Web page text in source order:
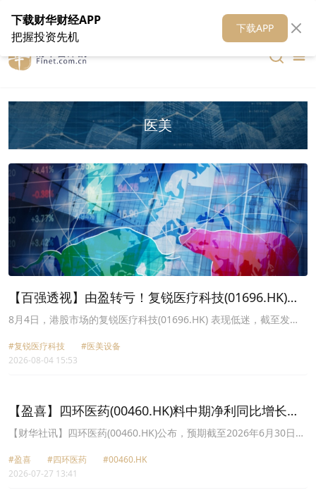
在线客服 关于我们 财华媒体矩阵 财华智库
医美
【百强透视】由盈转亏！复锐医疗科技(01696.HK)业
绩困境难解？
8月4日，港股市场的复锐医疗科技(01696.HK) 表现低迷，截至发
#复锐医疗科技
#医美设备
2026-08-04 15:53
【盈喜】四环医药(00460.HK)料中期净利同比增长不
低于217.2%
【财华社讯】四环医药(00460.HK)公布，预期截至2026年6月30日止
净利润不低于2.1亿元，同比增长不低于217.2%。 集团表示，影响期
间财务业绩主要包括如下因素：1)医美业务保持稳健发展，核心产品
#盈喜 #四环医药
#00460.HK
2026-07-27 13:41
下载财华财经APP
把握投资先机
下载APP